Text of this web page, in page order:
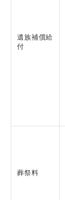
遺族補償給
付
葬祭料